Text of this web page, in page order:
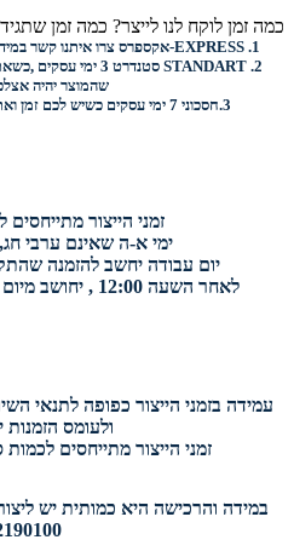
כמה זמן לוקח לנו לייצר? כמה זמן
1.
EXPRESS- אקספרס צרו איתנו קשר
2.
STANDART
סטנדרט 3 ימי
שהמוצר יהיה
3. חסכוני7 ימי עסקים כשיש לכם זמן ואתם רוצים
זמני הייצור
ימי א-ה שאינם ערבי
יום עבודה יחשב להזמנה
לאחר השעה 12:00 , יחושב מיום העבודה הראשון שלאחריו.
עמידה בזמני הייצור כפופה לתנאי
ולעומס הזמנות
זמני הייצור מתייחסים